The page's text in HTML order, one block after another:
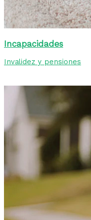
Incapacidades
Invalidez y pensiones